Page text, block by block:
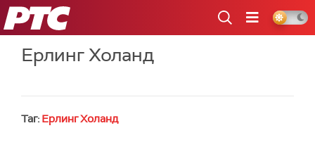
РТС
Ерлинг Холанд
Таг: Ерлинг Холанд